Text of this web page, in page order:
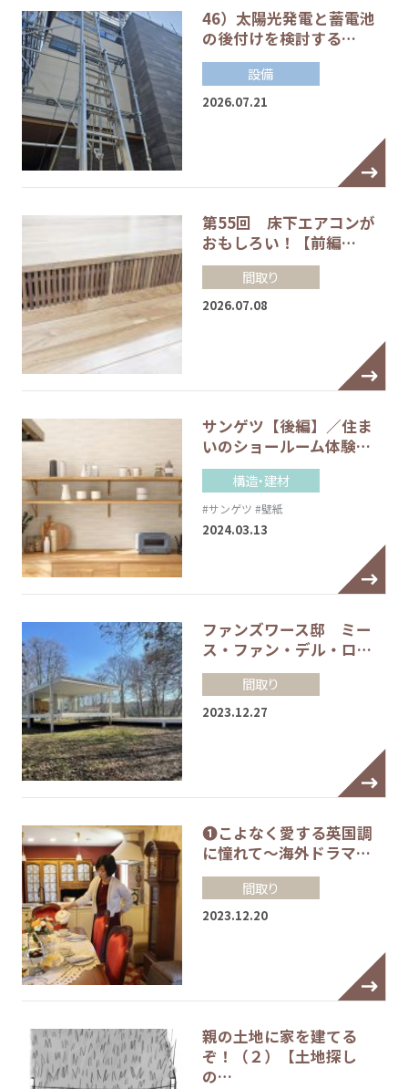
46）太陽光発電と蓄電池
の後付けを検討する…
設備
2026.07.21
第55回 床下エアコンが
おもしろい！【前編…
間取り
2026.07.08
サンゲツ【後編】／住ま
いのショールーム体験…
構造・建材
#サンゲツ #壁紙
2024.03.13
ファンズワース邸 ミー
ス・ファン・デル・ロ…
間取り
2023.12.27
❶こよなく愛する英国調
に憧れて～海外ドラマ…
間取り
2023.12.20
親の土地に家を建てる
ぞ！（２）【土地探し
の…